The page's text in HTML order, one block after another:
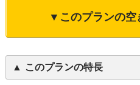
▼このプランの空
このプランの特長